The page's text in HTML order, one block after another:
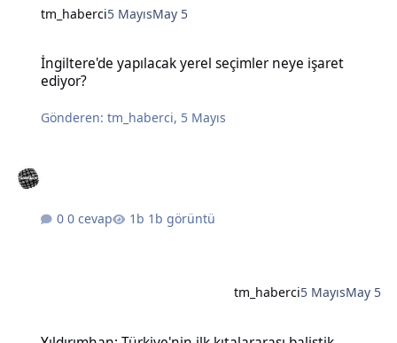
tm_haberci5 MayısMay 5
İngiltere'de yapılacak yerel seçimler neye işaret
ediyor?
Gönderen:tm_haberci, 5 Mayıs
0 cevap 1b görüntü
tm_haberci5 MayısMay 5